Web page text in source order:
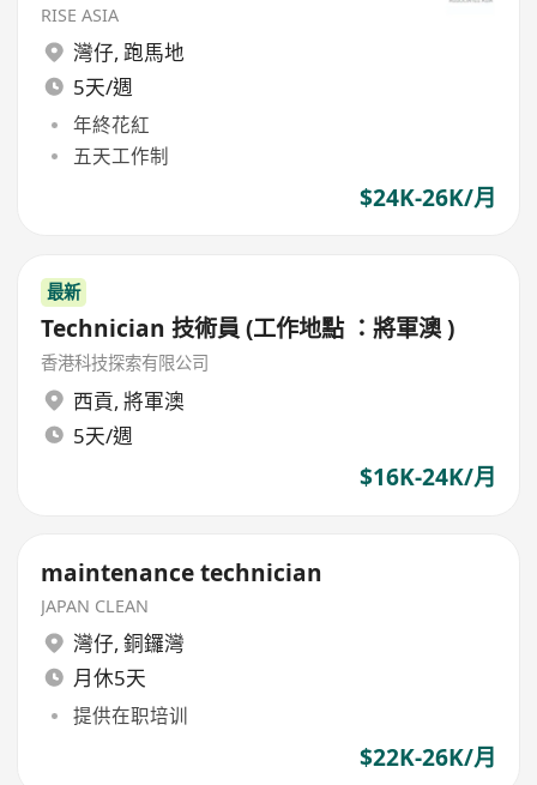
RISE ASIA
灣仔, 跑馬地
5天/週
年終花紅
五天工作制
$24K-26K/月
最新
Technician 技術員 (工作地點 ：將軍澳 )
香港科技探索有限公司
西貢, 將軍澳
5天/週
$16K-24K/月
maintenance technician
JAPAN CLEAN
灣仔, 銅鑼灣
月休5天
提供在职培训
$22K-26K/月